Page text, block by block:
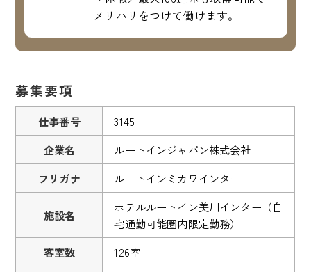
メリハリをつけて働けます。
募集要項
仕事番号
3145
企業名
ルートインジャパン株式会社
フリガナ
ルートインミカワインター
施設名
ホテルルートイン美川インター（自
宅通勤可能圏内限定勤務）
客室数
126室